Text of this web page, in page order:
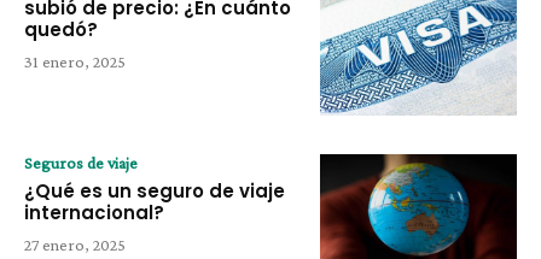
subió de precio: ¿En cuánto
quedó?
31 enero, 2025
Seguros de viaje
¿Qué es un seguro de viaje
internacional?
27 enero, 2025